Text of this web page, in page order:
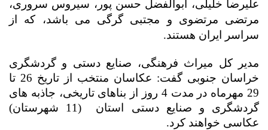
علیرضا خلیلی، ابوالفضل حسن پور، سیروس سروری،
مرتضی مرتضوی و مجتبی گرگی می باشد، که از
سراسر ایران هستند.
مدیر کل میراث فرهنگی، صنایع دستی و گردشگری
خراسان جنوبی گفت: عکاسان منتخب از تاریخ 26 تا
29 مهرماه در مدت 4 روز از بناهای تاریخی، جاذبه های
گردشگری و صنایع دستی استان
(11 شهرستان)
عکاسی خواهند کرد.